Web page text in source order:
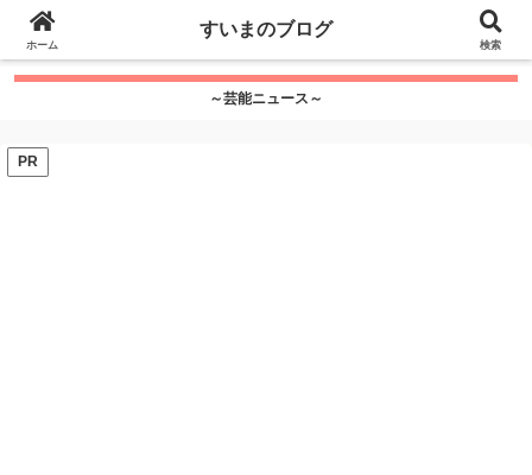
google.com, pub-7115624674097404, DIRECT,
f08c47fec0942fa0
～芸能ニュース～
PR
ホーム
すいまのブログ
検索